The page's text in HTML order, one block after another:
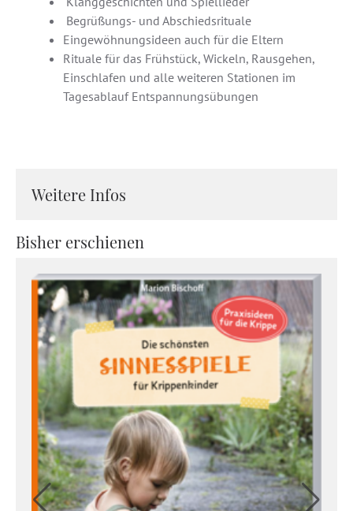
Begrüßungs- und Abschiedsrituale
Eingewöhnungsideen auch für die Eltern
Rituale für das Frühstück, Wickeln, Rausgehen,
Einschlafen und alle weiteren Stationen im
Tagesablauf Entspannungsübungen
Weitere Infos
Bisher erschienen